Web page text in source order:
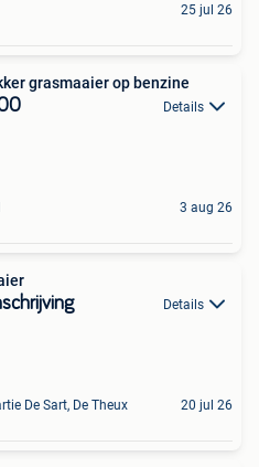
25 jul 26
grasmaaier op benzine
Details
3 aug 26
Details
De Sart, De Theux 20 jul 26